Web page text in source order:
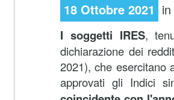
18 Ottobre 2021 in
I soggetti IRES,
dichiarazione dei
2021), che esercitano
approvati gli Indici